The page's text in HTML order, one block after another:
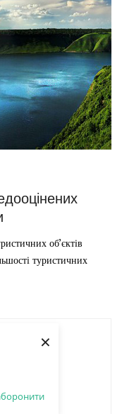
×
об’єктів
туристичних